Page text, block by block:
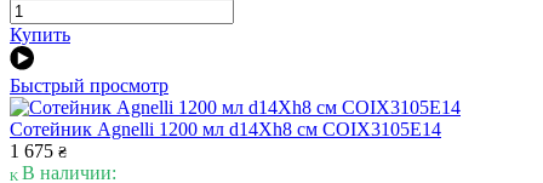
Купить
Быстрый просмотр
Сотейник Agnelli 1200 мл d14Xh8 см COIX3105E14
1 675 ₴
В наличии: